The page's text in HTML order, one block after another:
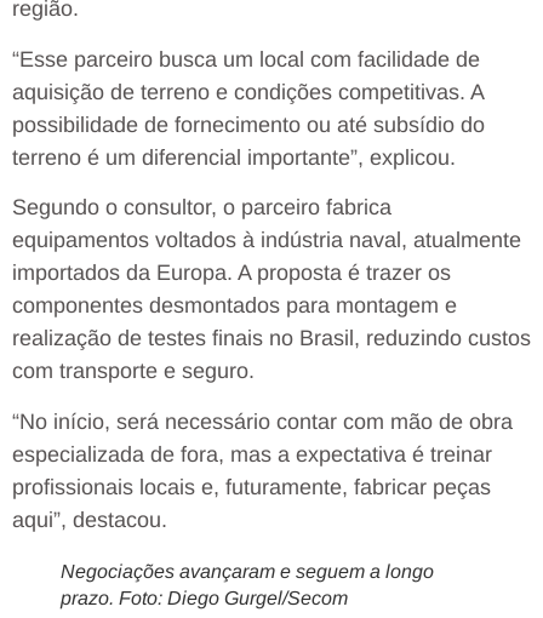
região.
“Esse parceiro busca um local com facilidade de
aquisição de terreno e condições competitivas. A
possibilidade de fornecimento ou até subsídio do
terreno é um diferencial importante”, explicou.
Segundo o consultor, o parceiro fabrica
equipamentos voltados à indústria naval, atualmente
importados da Europa. A proposta é trazer os
componentes desmontados para montagem e
realização de testes finais no Brasil, reduzindo custos
com transporte e seguro.
“No início, será necessário contar com mão de obra
especializada de fora, mas a expectativa é treinar
profissionais locais e, futuramente, fabricar peças
aqui”, destacou.
Negociações avançaram e seguem a longo
prazo. Foto: Diego Gurgel/Secom